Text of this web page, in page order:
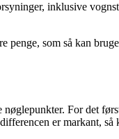
inklusive
som så kan
For det
er markant,